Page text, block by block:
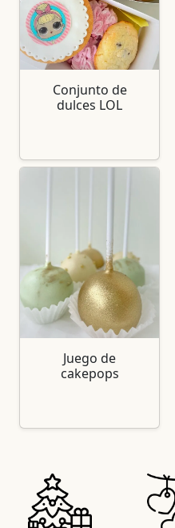
Conjunto de
dulces LOL
Juego de
cakepops